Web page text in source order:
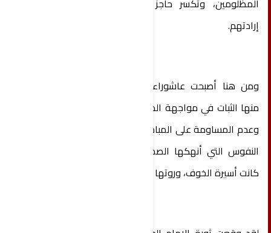
المظلومين، وتكسر حاجز الخوف الذي كان يقيّد
إرادتهم.
ومن هنا أصبحت عاشوراء مدرسة للأجيال، يتعلمون
منها الثبات في مواجهة الظلم، والصمود أمام الباطل،
وعدم المساومة على المبادئ. فقد أحيت هذه الذكرى
النفوس التي أنهكها الصمت، وأيقظت الضمائر التي
كانت أسيرة الخوف، وروتها بقيم التضحية والفداء.